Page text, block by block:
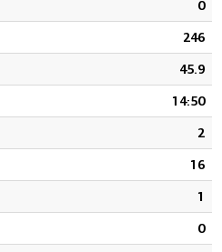
0
246
45.9
14:50
2
16
1
0